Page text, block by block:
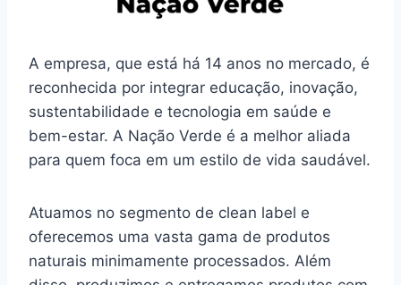
A empresa, que está há 14 anos no mercado, é
reconhecida por integrar educação, inovação,
sustentabilidade e tecnologia em saúde e
bem-estar. A Nação Verde é a melhor aliada
para quem foca em um estilo de vida saudável.
Atuamos no segmento de clean label e
oferecemos uma vasta gama de produtos
naturais minimamente processados. Além